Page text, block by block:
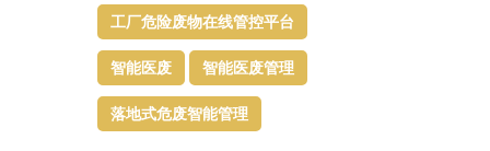
工厂危险废物在线管控平台
智能医废 智能医废管理
落地式危废智能管理